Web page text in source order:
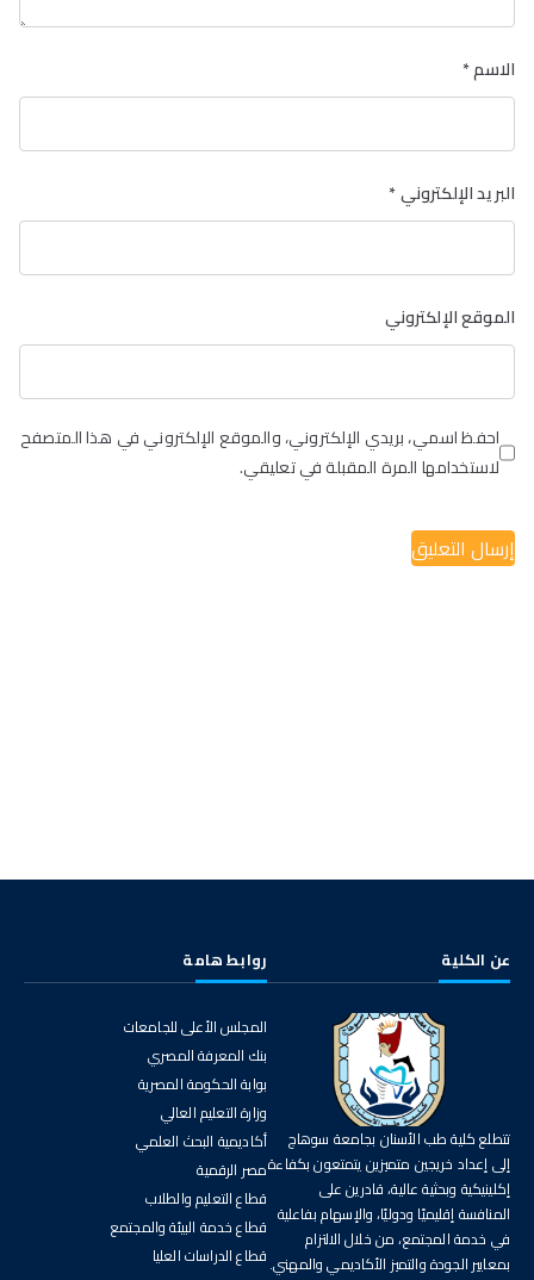
الاسم*
البريد الإلكتروني*
الموقع الإلكتروني
احفظ اسمي، بريدي الإلكتروني، والموقع الإلكتروني في هذا المتصفح
لاستخدامها المرة المقبلة في تعليقي.
عن الكلية
تتطلع كلية طب الأسنان بجامعة سوهاج
إلى إعداد خريجين متميزين يتمتعون بكفاءة
إكلينيكية وبحثية عالية، قادرين على
المنافسة إقليميًا ودوليًا، والإسهام بفاعلية
في خدمة المجتمع، من خلال الالتزام
بمعايير الجودة والتميز الأكاديمي والمهني.
روابط هامة
المجلس الأعلى للجامعات
بنك المعرفة المصري
بوابة الحكومة المصرية
وزارة التعليم العالي
أكاديمية البحث العلمي
مصر الرقمية
قطاع التعليم والطلاب
قطاع خدمة البيئة والمجتمع
قطاع الدراسات العليا